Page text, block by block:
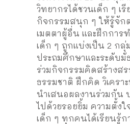
วิทยากรได้ชวนเด็ก ๆ เ
กิจกรรมสนุก ๆ ให้รู้จัก
เมตตาผู้อื่น และฝึกการ
เด็ก ๆ ถูกแบ่งเป็น 2 กลุ่
ประถมศึกษาและระดับมั
ร่วมกิจกรรมคิดสร้างส
ธรรมชาติ ฝึกคิด วิเครา
นำเสนอผลงานร่วมกัน
ไปด้วยรอยยิ้ม ความตั้งใ
เด็ก ๆ ทุกคนได้เรียนรู้ก